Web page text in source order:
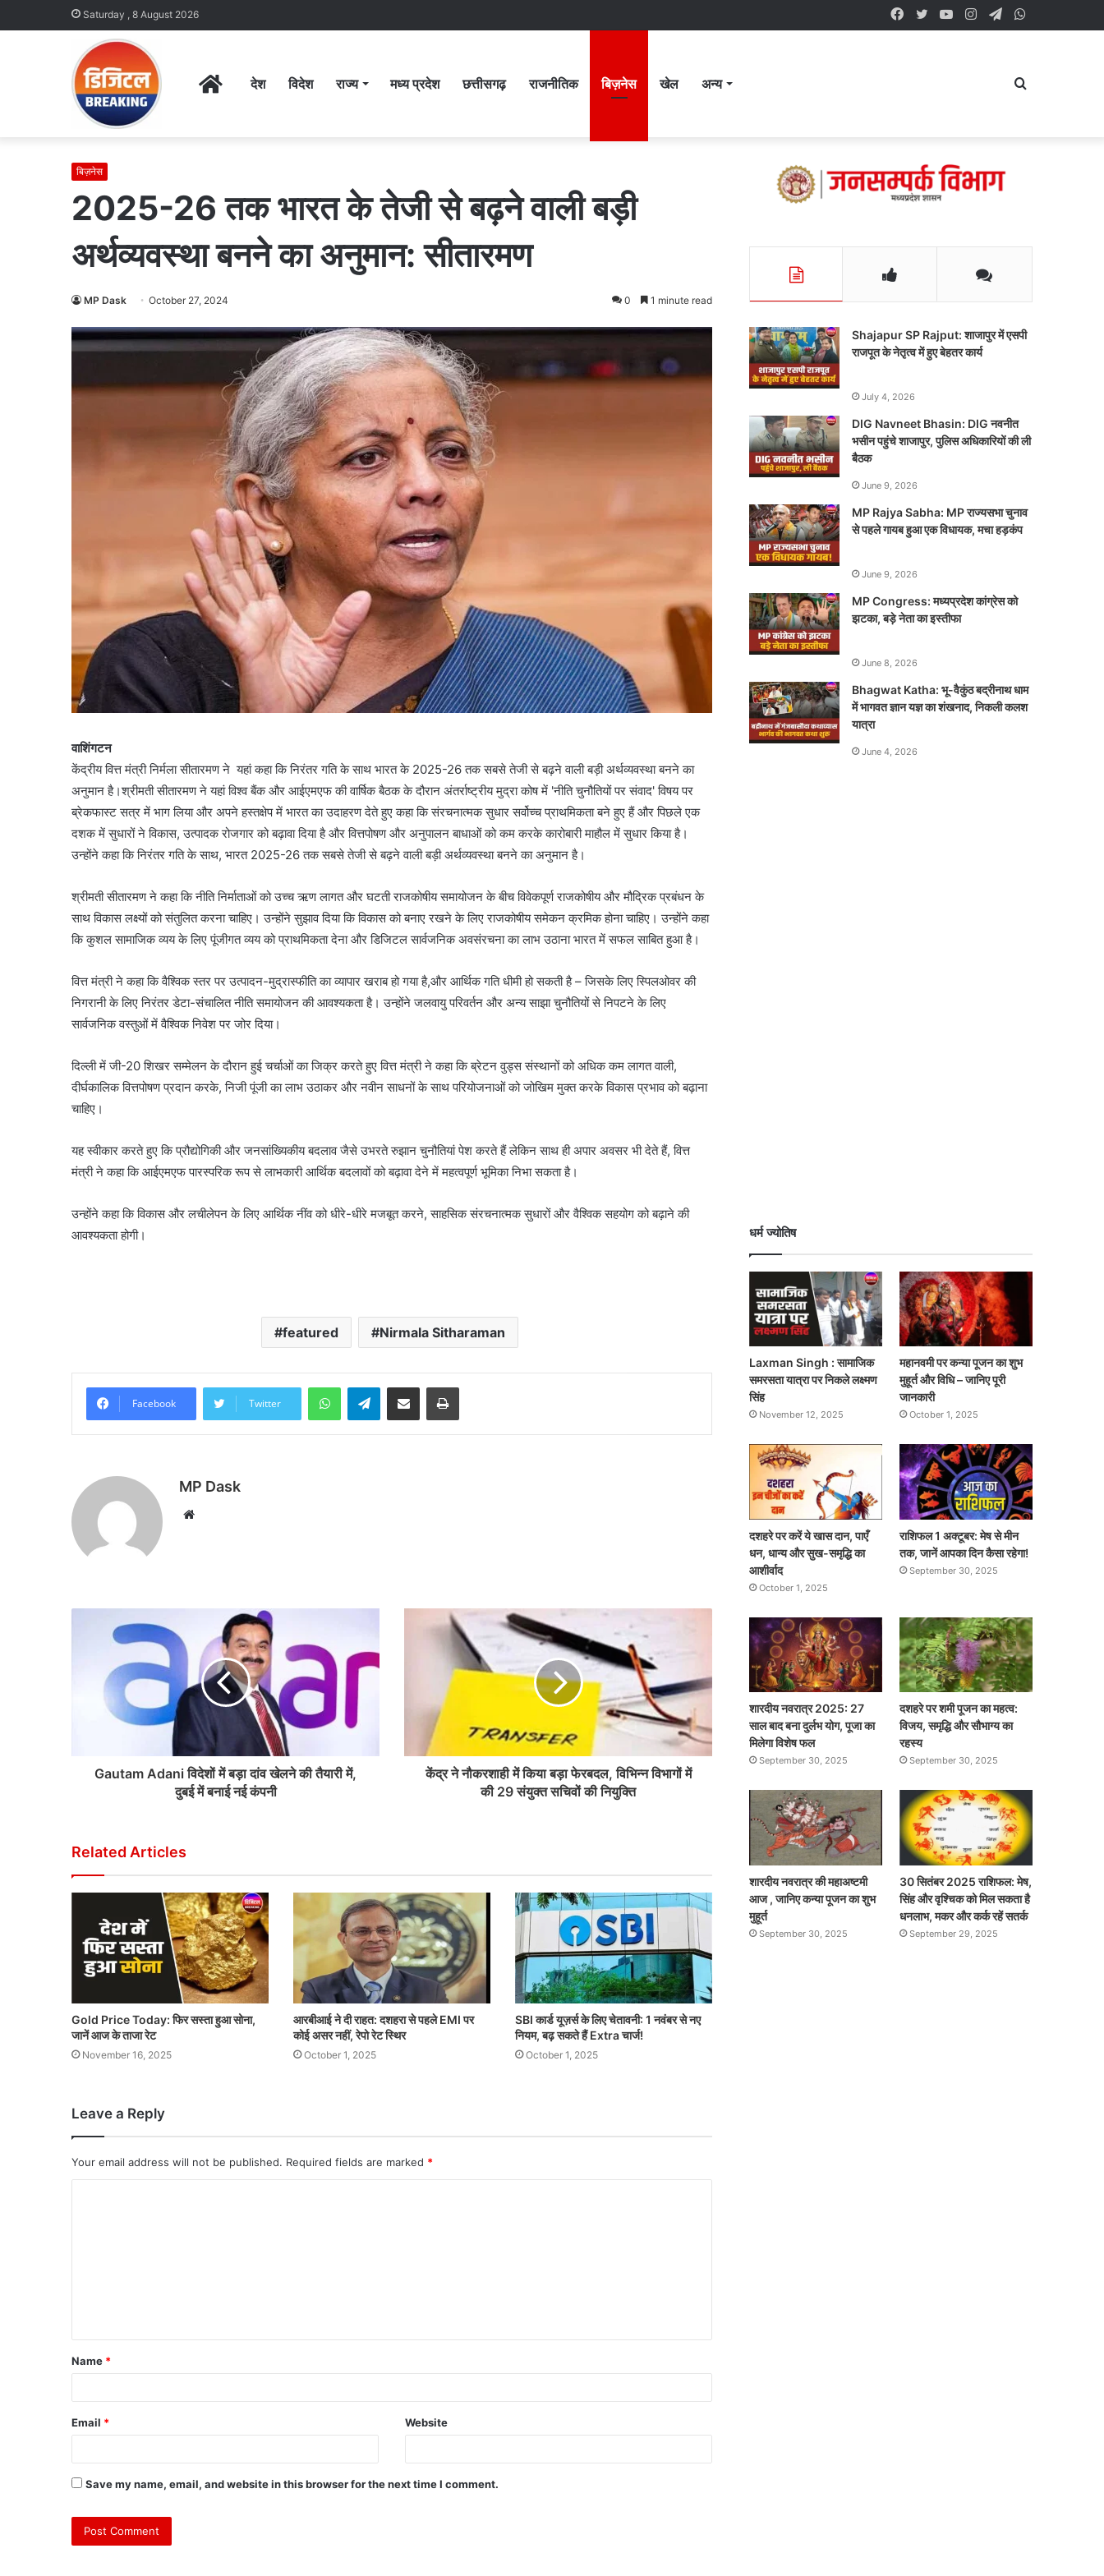
Saturday , 8 August 2026 Telegram
Instagram
YouTube
Twitter
Facebook
Homeदेश विदेश राज्य मध्य प्रदेश छत्तीसगढ़ राजनीतिक बिज़नेस खेल अन्य Search
बिज़नेस
2025-26 तक भारत के तेजी से बढ़ने वाली बड़ी
अर्थव्यवस्था बनने का अनुमान: सीतारमण
MP Dask October 27, 2024 0 1 minute read
वाशिंगटन
केंद्रीय वित्त मंत्री निर्मला सीतारमण ने यहां कहा कि निरंतर गति के साथ भारत के 2025-26 तक सबसे तेजी से बढ़ने वाली बड़ी अर्थव्यवस्था बनने का
अनुमान है।श्रीमती सीतारमण ने यहां विश्व बैंक और आईएमएफ की वार्षिक बैठक के दौरान अंतर्राष्ट्रीय मुद्रा कोष में 'नीति चुनौतियों पर संवाद' विषय पर
ब्रेकफास्ट सत्र में भाग लिया और अपने हस्तक्षेप में भारत का उदाहरण देते हुए कहा कि संरचनात्मक सुधार सर्वोच्च प्राथमिकता बने हुए हैं और पिछले एक
दशक में सुधारों ने विकास, उत्पादक रोजगार को बढ़ावा दिया है और वित्तपोषण और अनुपालन बाधाओं को कम करके कारोबारी माहौल में सुधार किया है।
उन्होंने कहा कि निरंतर गति के साथ, भारत 2025-26 तक सबसे तेजी से बढ़ने वाली बड़ी अर्थव्यवस्था बनने का अनुमान है।
श्रीमती सीतारमण ने कहा कि नीति निर्माताओं को उच्च ऋण लागत और घटती राजकोषीय समायोजन के बीच विवेकपूर्ण राजकोषीय और मौद्रिक प्रबंधन के
साथ विकास लक्ष्यों को संतुलित करना चाहिए। उन्होंने सुझाव दिया कि विकास को बनाए रखने के लिए राजकोषीय समेकन क्रमिक होना चाहिए। उन्होंने कहा
कि कुशल सामाजिक व्यय के लिए पूंजीगत व्यय को प्राथमिकता देना और डिजिटल सार्वजनिक अवसंरचना का लाभ उठाना भारत में सफल साबित हुआ है।
वित्त मंत्री ने कहा कि वैश्विक स्तर पर उत्पादन-मुद्रास्फीति का व्यापार खराब हो गया है,और आर्थिक गति धीमी हो सकती है – जिसके लिए स्पिलओवर की
निगरानी के लिए निरंतर डेटा-संचालित नीति समायोजन की आवश्यकता है। उन्होंने जलवायु परिवर्तन और अन्य साझा चुनौतियों से निपटने के लिए
सार्वजनिक वस्तुओं में वैश्विक निवेश पर जोर दिया।
दिल्ली में जी-20 शिखर सम्मेलन के दौरान हुई चर्चाओं का जिक्र करते हुए वित्त मंत्री ने कहा कि ब्रेटन वुड्स संस्थानों को अधिक कम लागत वाली,
दीर्घकालिक वित्तपोषण प्रदान करके, निजी पूंजी का लाभ उठाकर और नवीन साधनों के साथ परियोजनाओं को जोखिम मुक्त करके विकास प्रभाव को बढ़ाना
चाहिए।
यह स्वीकार करते हुए कि प्रौद्योगिकी और जनसांख्यिकीय बदलाव जैसे उभरते रुझान चुनौतियां पेश करते हैं लेकिन साथ ही अपार अवसर भी देते हैं, वित्त
मंत्री ने कहा कि आईएमएफ पारस्परिक रूप से लाभकारी आर्थिक बदलावों को बढ़ावा देने में महत्वपूर्ण भूमिका निभा सकता है।
उन्होंने कहा कि विकास और लचीलेपन के लिए आर्थिक नींव को धीरे-धीरे मजबूत करने, साहसिक संरचनात्मक सुधारों और वैश्विक सहयोग को बढ़ाने की
आवश्यकता होगी।
featured Nirmala Sitharaman
Facebook Twitter
WhatsAppTelegramShare via Email Print
MP Dask
Website
Gautam Adani विदेशों में बड़ा दांव खेलने की तैयारी में,
दुबई में बनाई नई कंपनी
केंद्र ने नौकरशाही में किया बड़ा फेरबदल, विभिन्न विभागों में
की 29 संयुक्त सचिवों की नियुक्ति
Related Articles
Gold Price Today: फिर सस्ता हुआ सोना,
जानें आज के ताजा रेट
November 16, 2025
आरबीआई ने दी राहत: दशहरा से पहले EMI पर
कोई असर नहीं, रेपो रेट स्थिर
October 1, 2025
SBI कार्ड यूज़र्स के लिए चेतावनी: 1 नवंबर से नए
नियम, बढ़ सकते हैं Extra चार्ज!
October 1, 2025
Leave a Reply
Your email address will not be published. Required fields are marked *
Name *
Email * Website
Save my name, email, and website in this browser for the next time I comment.
Shajapur SP Rajput: शाजापुर में एसपी
राजपूत के नेतृत्व में हुए बेहतर कार्य
July 4, 2026
DIG Navneet Bhasin: DIG नवनीत
भसीन पहुंचे शाजापुर, पुलिस अधिकारियों की ली
बैठक
June 9, 2026
MP Rajya Sabha: MP राज्यसभा चुनाव
से पहले गायब हुआ एक विधायक, मचा हड़कंप
June 9, 2026
MP Congress: मध्यप्रदेश कांग्रेस को
झटका, बड़े नेता का इस्तीफा
June 8, 2026
Bhagwat Katha: भू-वैकुंठ बद्रीनाथ धाम
में भागवत ज्ञान यज्ञ का शंखनाद, निकली कलश
यात्रा
June 4, 2026
धर्म ज्योतिष
Laxman Singh : सामाजिक
समरसता यात्रा पर निकले लक्ष्मण
सिंह
November 12, 2025
महानवमी पर कन्या पूजन का शुभ
मुहूर्त और विधि – जानिए पूरी
जानकारी
October 1, 2025
दशहरे पर करें ये खास दान, पाएँ
धन, धान्य और सुख-समृद्धि का
आशीर्वाद
October 1, 2025
राशिफल 1 अक्टूबर: मेष से मीन
तक, जानें आपका दिन कैसा रहेगा!
September 30, 2025
शारदीय नवरात्र 2025: 27
साल बाद बना दुर्लभ योग, पूजा का
मिलेगा विशेष फल
September 30, 2025
दशहरे पर शमी पूजन का महत्व:
विजय, समृद्धि और सौभाग्य का
रहस्य
September 30, 2025
शारदीय नवरात्र की महाअष्टमी
आज , जानिए कन्या पूजन का शुभ
मुहूर्त
September 30, 2025
30 सितंबर 2025 राशिफल: मेष,
सिंह और वृश्चिक को मिल सकता है
धनलाभ, मकर और कर्क रहें सतर्क
September 29, 2025